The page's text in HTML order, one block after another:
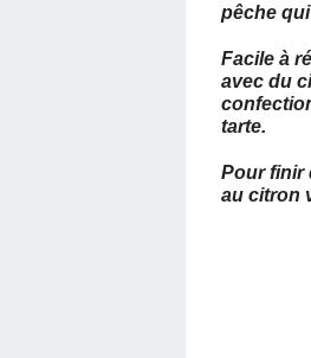
pêche
Facile à
avec du
tarte.
Pour finir
au citron